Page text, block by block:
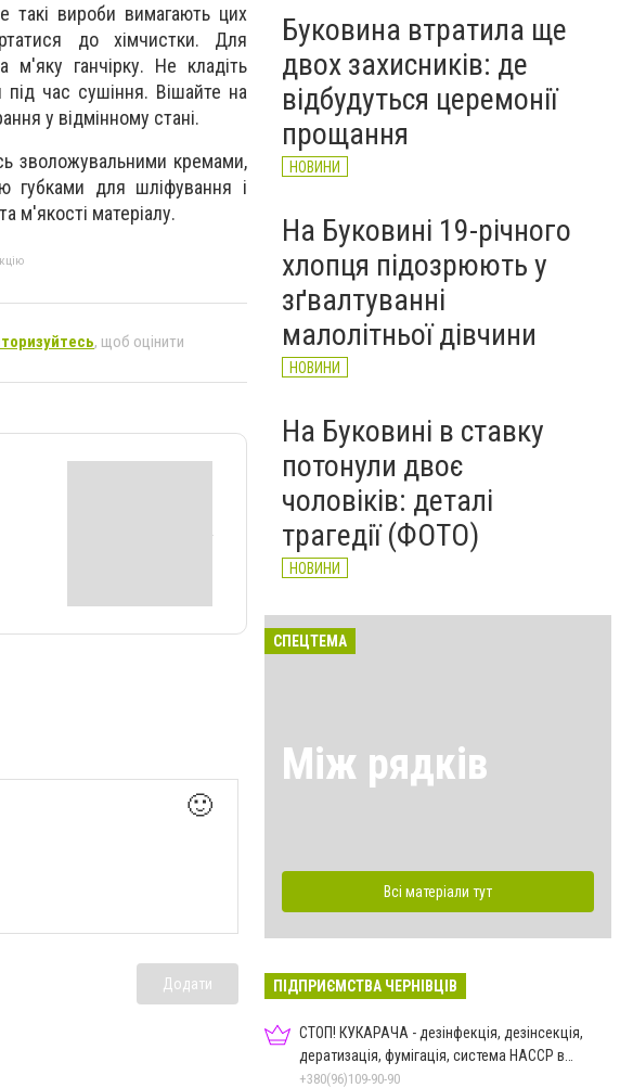
такі вироби вимагають цих
до хімчистки. Для
м'яку ганчірку. Не кладіть
час сушіння. Вішайте на
у відмінному стані.
зволожувальними кремами,
губками для шліфування і
м'якості матеріалу.
, щоб оцінити
🙂
Додати
Буковина втратила ще
двох захисників: де
відбудуться церемонії
прощання
НОВИНИ
На Буковині 19-річного
хлопця підозрюють у
зґвалтуванні
малолітньої дівчини
НОВИНИ
На Буковині в ставку
потонули двоє
чоловіків: деталі
трагедії (ФОТО)
НОВИНИ
СПЕЦТЕМА
Між рядків
Всі матеріали тут
ПІДПРИЄМСТВА ЧЕРНІВЦІВ
СТОП! КУКАРАЧА - дезінфекція, дезінсекція,
дератизація, фумігація, система HACCP в
Чернівцях
+380(96)109-90-90